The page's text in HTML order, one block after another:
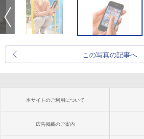
この写真の記事へ
本サイトのご利用について
広告掲載のご案内